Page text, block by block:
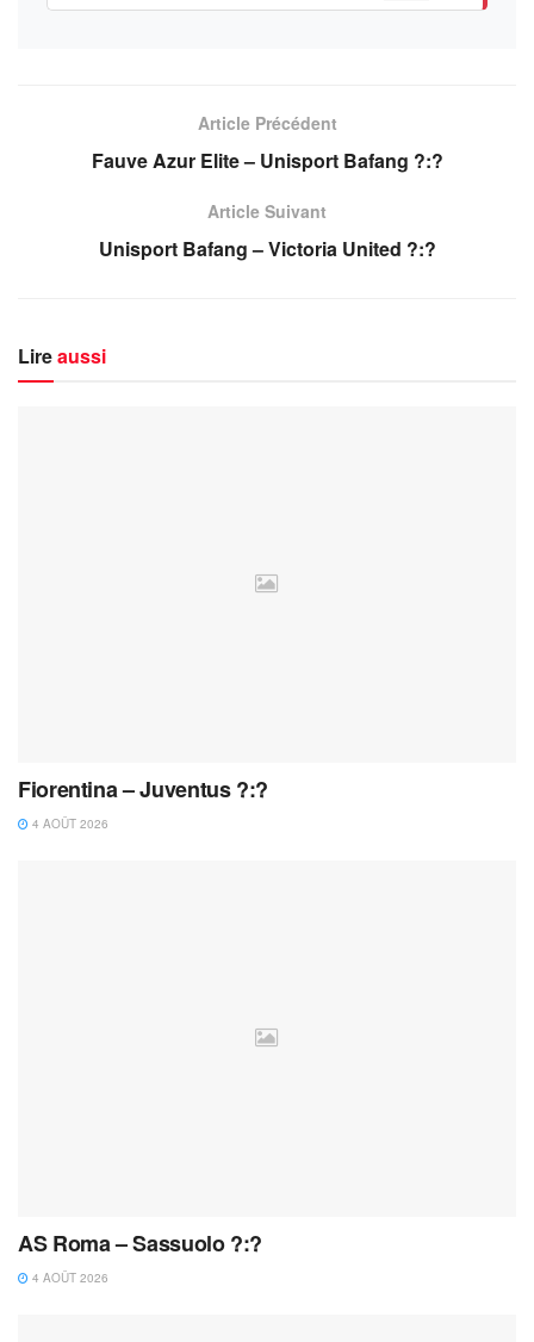
Article Précédent
Fauve Azur Elite – Unisport Bafang ?:?
Article Suivant
Unisport Bafang – Victoria United ?:?
Lireaussi
Fiorentina – Juventus ?:?
4 AOÛT 2026
AS Roma – Sassuolo ?:?
4 AOÛT 2026